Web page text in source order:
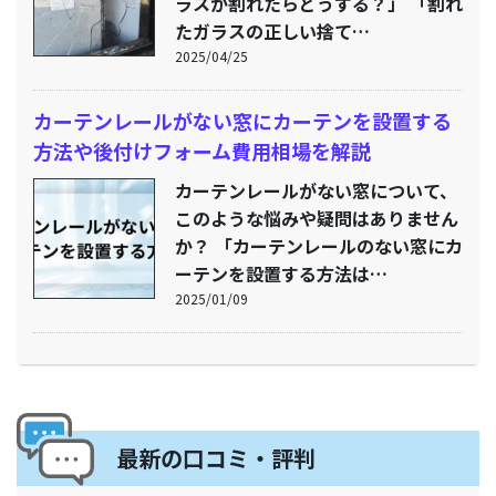
たガラスの正しい捨て…
2025/04/25
カーテンレールがない窓にカーテンを設置する
方法や後付けフォーム費用相場を解説
カーテンレールがない窓について、
このような悩みや疑問はありません
か？ 「カーテンレールのない窓にカ
ーテンを設置する方法は…
2025/01/09
最新の口コミ・評判